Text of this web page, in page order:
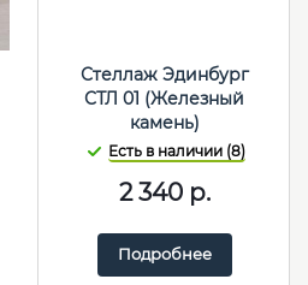
Стеллаж Эдинбург
СТЛ 01 (Железный
камень)
Есть в наличии (8)
2 340р.
Подробнее